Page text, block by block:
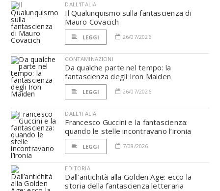
DALL'ITALIA
Il Qualunquismo sulla fantascienza di
Mauro Covacich
LEGGI 26/07/2026
CONTAMINAZIONI
Da qualche parte nel tempo: la
fantascienza degli Iron Maiden
LEGGI 26/07/2026
DALL'ITALIA
Francesco Guccini e la fantascienza:
quando le stelle incontravano l’ironia
LEGGI 7/08/2026
EDITORIA
Dall’antichità alla Golden Age: ecco la
storia della fantascienza letteraria